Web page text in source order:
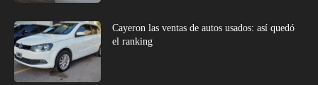
Cayeron las ventas de autos usados: así quedó
el ranking